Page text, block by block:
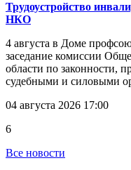
Трудоустройство
НКО
4 августа в Доме
заседание комиссии
области по законности,
судебными и силовыми
04 августа 2026 17:00
6
Все новости